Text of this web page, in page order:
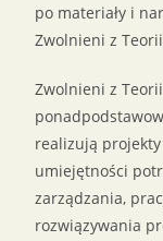
po materiały i
Zwolnieni z
Zwolnieni z
realizują projekty
umiejętności
zarządzania,
rozwiązywania